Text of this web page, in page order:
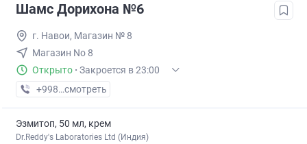
Шамс Дорихона №6
г. Навои, Магазин № 8
Магазин No 8
Открыто · Закроется в 23:00
+998 (79) XXX-XX-XX
смотреть
Эзмитоп, 50 мл, крем
Dr.Reddy's Laboratories Ltd (Индия)